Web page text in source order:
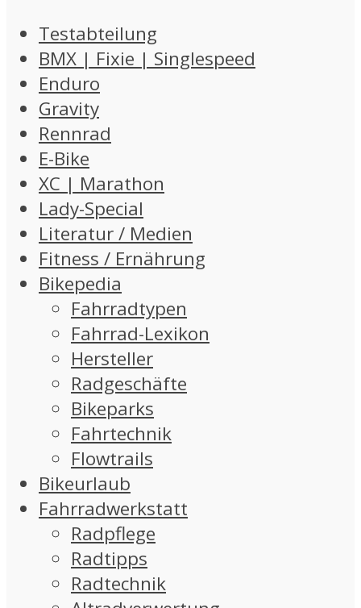
Testabteilung
BMX | Fixie | Singlespeed
Enduro
Gravity
Rennrad
E-Bike
XC | Marathon
Lady-Special
Literatur / Medien
Fitness / Ernährung
Bikepedia
Fahrradtypen
Fahrrad-Lexikon
Hersteller
Radgeschäfte
Bikeparks
Fahrtechnik
Flowtrails
Bikeurlaub
Fahrradwerkstatt
Radpflege
Radtipps
Radtechnik